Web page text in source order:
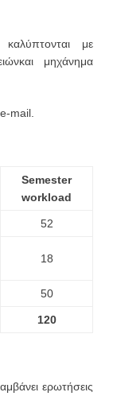
με
μηχάνημα
e-mail.
Semester
workload
52
18
50
120
ερωτήσεις